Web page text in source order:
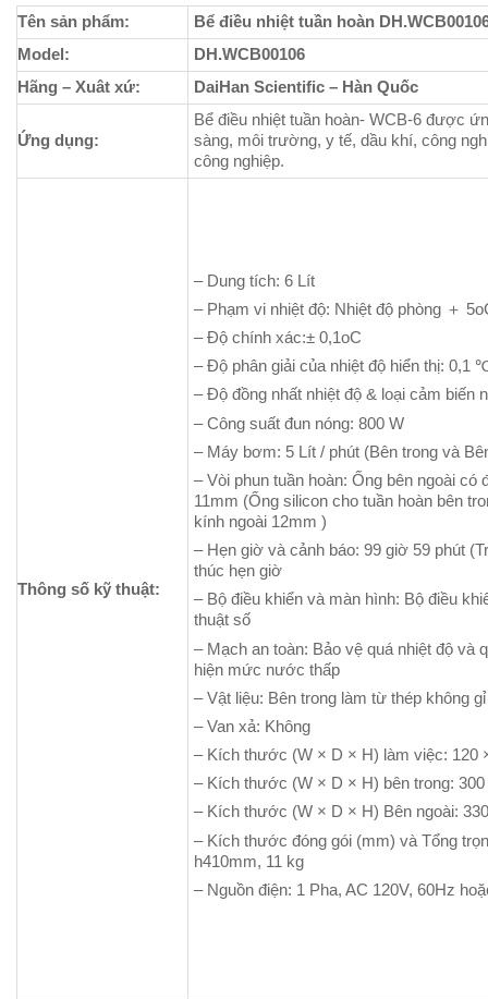
Tên sản phẩm:
Bể điều nhiệt tuần hoàn
Model:
DH.WCB00106
Hãng – Xuât xứ:
DaiHan Scientific – Hàn Quốc
Ứng dụng:
Bể điều nhiệt tuần hoàn- WCB-6 được
sàng, môi trường, y tế, dầu khí, công
công nghiệp.
Thông số kỹ thuật:
– Dung tích: 6 Lít
– Phạm vi nhiệt độ: Nhiệt độ phòng ＋
– Độ chính xác:± 0,1oC
– Độ phân giải của nhiệt độ hiển thị: 0,1
– Độ đồng nhất nhiệt độ & loại cảm biến
– Công suất đun nóng: 800 W
– Máy bơm: 5 Lít / phút (Bên trong và
– Vòi phun tuần hoàn: Ống bên ngoài
11mm (Ống silicon cho tuần hoàn bên
kính ngoài 12mm )
– Hẹn giờ và cảnh báo: 99 giờ 59 phút
thúc hẹn giờ
– Bộ điều khiển và màn hình: Bộ điều
thuật số
– Mạch an toàn: Bảo vệ quá nhiệt độ và
hiện mức nước thấp
– Vật liệu: Bên trong làm từ thép không
– Van xả: Không
– Kích thước (W × D × H) làm việc: 120
– Kích thước (W × D × H) bên trong:
– Kích thước (W × D × H) Bên ngoài:
– Kích thước đóng gói (mm) và Tổng
h410mm, 11 kg
– Nguồn điện: 1 Pha, AC 120V, 60Hz